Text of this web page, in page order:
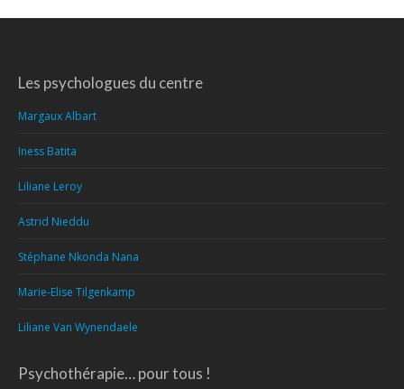
Les psychologues du centre
Margaux Albart
Iness Batita
Liliane Leroy
Astrid Nieddu
Stéphane Nkonda Nana
Marie-Elise Tilgenkamp
Liliane Van Wynendaele
Psychothérapie… pour tous !